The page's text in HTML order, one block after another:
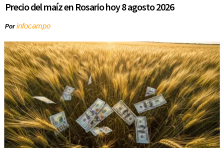
Precio del maíz en Rosario hoy 8 agosto 2026
Porinfocampo